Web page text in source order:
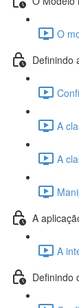
O
Definindo
A
A
A
A
Definindo